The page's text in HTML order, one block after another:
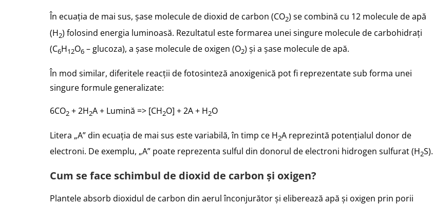
În ecuația de mai sus, șase molecule de dioxid de carbon (CO2) se combină cu 12 molecule de apă
(H2) folosind energia luminoasă. Rezultatul este formarea unei singure molecule de carbohidrați
(C6H12O6 – glucoza), a șase molecule de oxigen (O2) și a șase molecule de apă.
În mod similar, diferitele reacții de fotosinteză anoxigenică pot fi reprezentate sub forma unei
singure formule generalizate:
6CO2 + 2H2A + Lumină => [CH2O] + 2A + H2O
Litera „A” din ecuația de mai sus este variabilă, în timp ce H2A reprezintă potențialul donor de
electroni. De exemplu, „A” poate reprezenta sulful din donorul de electroni hidrogen sulfurat (H2S).
Cum se face schimbul de dioxid de carbon și oxigen?
Plantele absorb dioxidul de carbon din aerul înconjurător și eliberează apă și oxigen prin porii